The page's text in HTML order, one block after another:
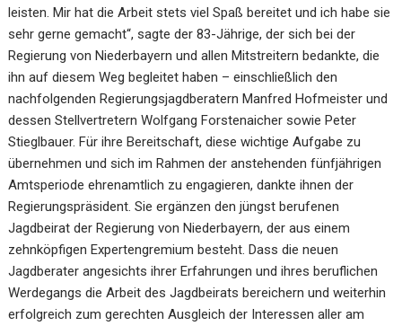
leisten. Mir hat die Arbeit stets viel Spaß bereitet und ich habe sie
sehr gerne gemacht“, sagte der 83-Jährige, der sich bei der
Regierung von Niederbayern und allen Mitstreitern bedankte, die
ihn auf diesem Weg begleitet haben – einschließlich den
nachfolgenden Regierungsjagdberatern Manfred Hofmeister und
dessen Stellvertretern Wolfgang Forstenaicher sowie Peter
Stieglbauer. Für ihre Bereitschaft, diese wichtige Aufgabe zu
übernehmen und sich im Rahmen der anstehenden fünfjährigen
Amtsperiode ehrenamtlich zu engagieren, dankte ihnen der
Regierungspräsident. Sie ergänzen den jüngst berufenen
Jagdbeirat der Regierung von Niederbayern, der aus einem
zehnköpfigen Expertengremium besteht. Dass die neuen
Jagdberater angesichts ihrer Erfahrungen und ihres beruflichen
Werdegangs die Arbeit des Jagdbeirats bereichern und weiterhin
erfolgreich zum gerechten Ausgleich der Interessen aller am